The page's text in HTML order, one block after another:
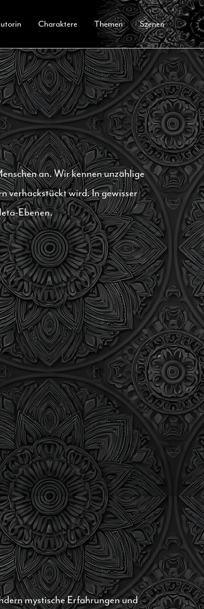
Charaktere Themen Szenen
an. Wir kennen unzählige
verhackstückt wird. In gewisser
Ebenen.
mystische Erfahrungen und